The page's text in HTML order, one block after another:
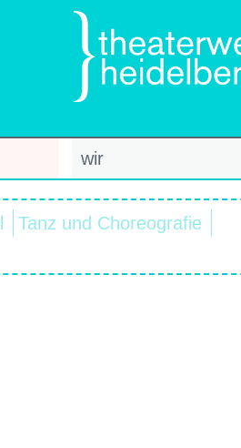
wir
Tanz und Choreografie